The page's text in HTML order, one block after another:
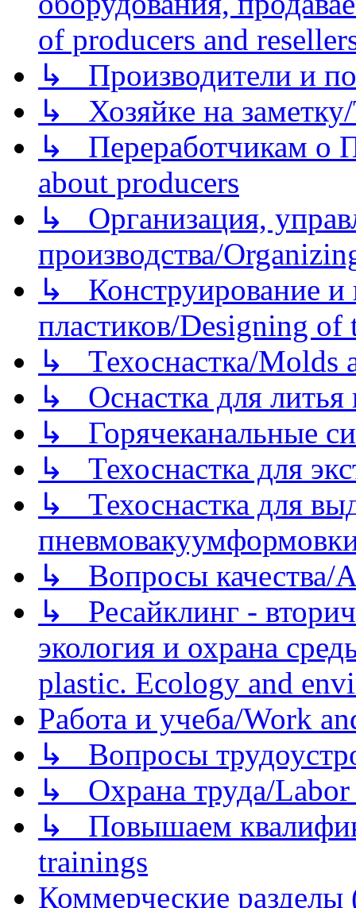
of producers and
↳ Производители и
↳ Хозяйке на
↳ Переработчикам о
about producers
↳ Организация,
производства/
↳ Конструирование и
пластиков/Designing of
↳ Техоснастка/Molds
↳ Оснастка для литья
↳ Горячеканальные
↳ Техоснастка для
↳ Техоснастка для
↳ Вопросы качества/
↳ Ресайклинг -
экология и охрана
plastic. Ecology and
Работа и учеба/Work
↳ Вопросы
↳ Охрана труда/Labor
↳ Повышаем
trainings
Коммерческие